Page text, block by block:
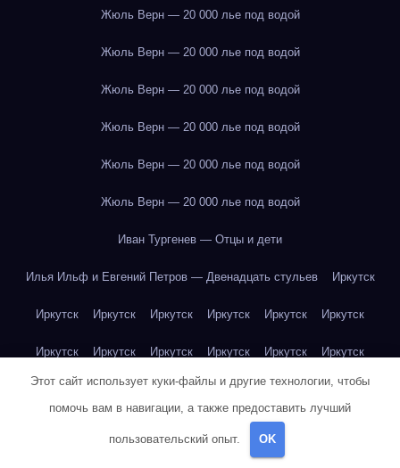
Жюль Верн — 20 000 лье под водой
Жюль Верн — 20 000 лье под водой
Жюль Верн — 20 000 лье под водой
Жюль Верн — 20 000 лье под водой
Жюль Верн — 20 000 лье под водой
Жюль Верн — 20 000 лье под водой
Иван Тургенев — Отцы и дети
Илья Ильф и Евгений Петров — Двенадцать стульев Иркутск
Иркутск Иркутск Иркутск Иркутск Иркутск Иркутск
Иркутск Иркутск Иркутск Иркутск Иркутск Иркутск
Иркутск Иркутск Иркутск Иркутск Иркутск Иркутск
Иркутск Йогурт
Этот сайт использует куки-файлы и другие технологии, чтобы
помочь вам в навигации, а также предоставить лучший
пользовательский опыт. OK